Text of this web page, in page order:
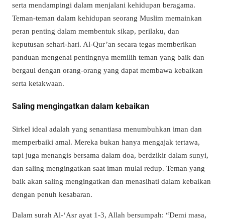
serta mendampingi dalam menjalani kehidupan beragama.
Teman-teman dalam kehidupan seorang Muslim memainkan
peran penting dalam membentuk sikap, perilaku, dan
keputusan sehari-hari. Al-Qur’an secara tegas memberikan
panduan mengenai pentingnya memilih teman yang baik dan
bergaul dengan orang-orang yang dapat membawa kebaikan
serta ketakwaan.
Saling mengingatkan dalam kebaikan
Sirkel ideal adalah yang senantiasa menumbuhkan iman dan
memperbaiki amal. Mereka bukan hanya mengajak tertawa,
tapi juga menangis bersama dalam doa, berdzikir dalam sunyi,
dan saling mengingatkan saat iman mulai redup. Teman yang
baik akan saling mengingatkan dan menasihati dalam kebaikan
dengan penuh kesabaran.
Dalam surah Al-‘Asr ayat 1-3, Allah bersumpah: “Demi masa,